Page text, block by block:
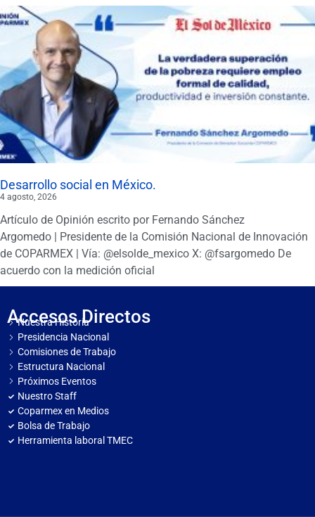
Desarrollo social en México.
4 agosto, 2026
Artículo de Opinión escrito por Fernando Sánchez
Argomedo | Presidente de la Comisión Nacional de Innovación
de COPARMEX | Vía: @elsolde_mexico X: @fsargomedo De
acuerdo con la medición oficial
Accesos Directos
Nuestra Historia
Presidencia Nacional
Comisiones de Trabajo
Estructura Nacional
Próximos Eventos
Nuestro Staff
Coparmex en Medios
Bolsa de Trabajo
Herramienta laboral TMEC